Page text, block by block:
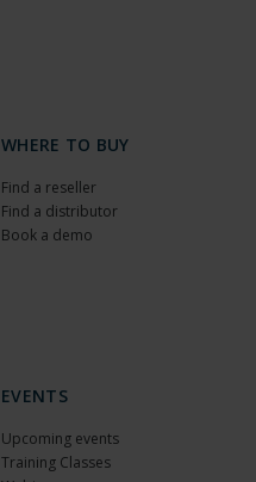
WHERE TO BUY
Find a reseller
Find a distributor
Book a demo
EVENTS
Upcoming events
Training Classes